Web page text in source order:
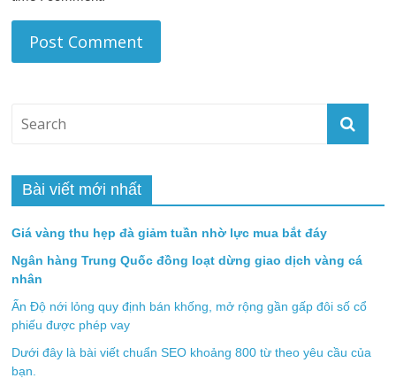
Bài viết mới nhất
Giá vàng thu hẹp đà giảm tuần nhờ lực mua bắt đáy
Ngân hàng Trung Quốc đồng loạt dừng giao dịch vàng cá
nhân
Ấn Độ nới lỏng quy định bán khống, mở rộng gần gấp đôi số cổ
phiếu được phép vay
Dưới đây là bài viết chuẩn SEO khoảng 800 từ theo yêu cầu của
bạn.